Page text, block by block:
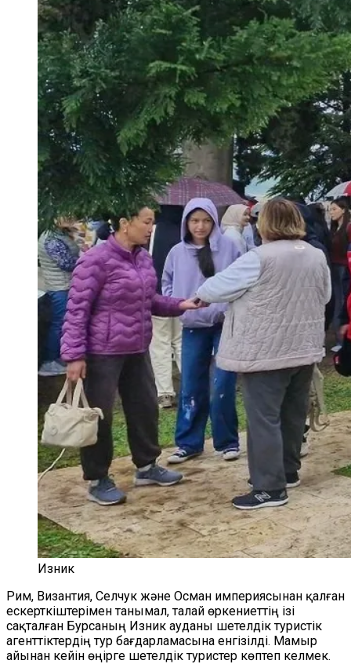
Изник
Рим, Византия, Селчук және Осман империясынан қалған
ескерткіштерімен танымал, талай өркениеттің ізі
сақталған Бурсаның Изник ауданы шетелдік туристік
агенттіктердің тур бағдарламасына енгізілді. Мамыр
айынан кейін өңірге шетелдік туристер көптеп келмек.